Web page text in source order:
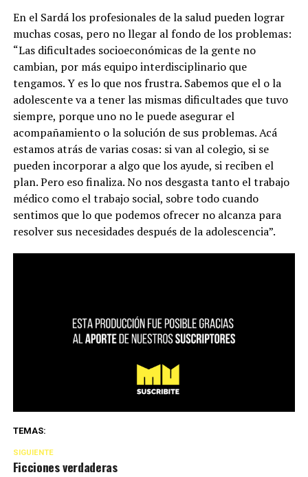
En el Sardá los profesionales de la salud pueden lograr
muchas cosas, pero no llegar al fondo de los problemas:
“Las dificultades socioeconómicas de la gente no
cambian, por más equipo interdisciplinario que
tengamos. Y es lo que nos frustra. Sabemos que el o la
adolescente va a tener las mismas dificultades que tuvo
siempre, porque uno no le puede asegurar el
acompañamiento o la solución de sus problemas. Acá
estamos atrás de varias cosas: si van al colegio, si se
pueden incorporar a algo que los ayude, si reciben el
plan. Pero eso finaliza. No nos desgasta tanto el trabajo
médico como el trabajo social, sobre todo cuando
sentimos que lo que podemos ofrecer no alcanza para
resolver sus necesidades después de la adolescencia”.
TEMAS:
SIGUIENTE
Ficciones verdaderas